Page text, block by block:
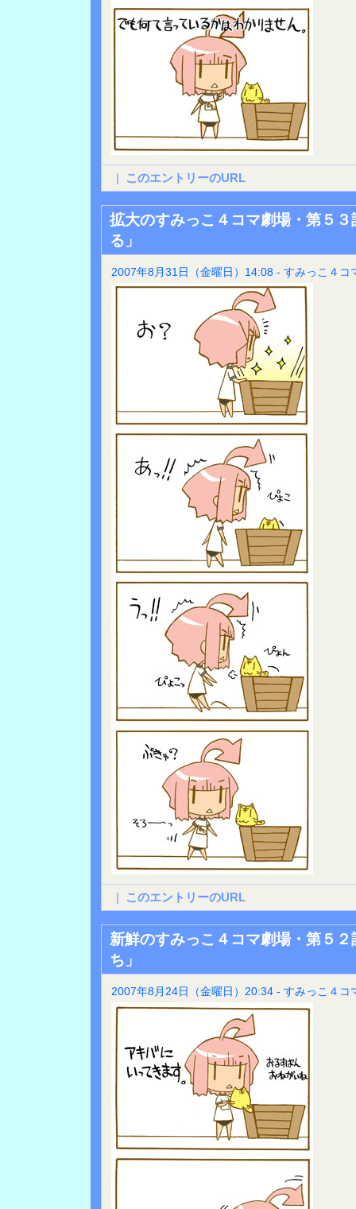
| このエントリーのURL
拡大のすみっこ４コマ劇場・第５
る」
2007年8月31日（金曜日）14:08 - すみっこ４コ
| このエントリーのURL
新鮮のすみっこ４コマ劇場・第５
ち」
2007年8月24日（金曜日）20:34 - すみっこ４コ